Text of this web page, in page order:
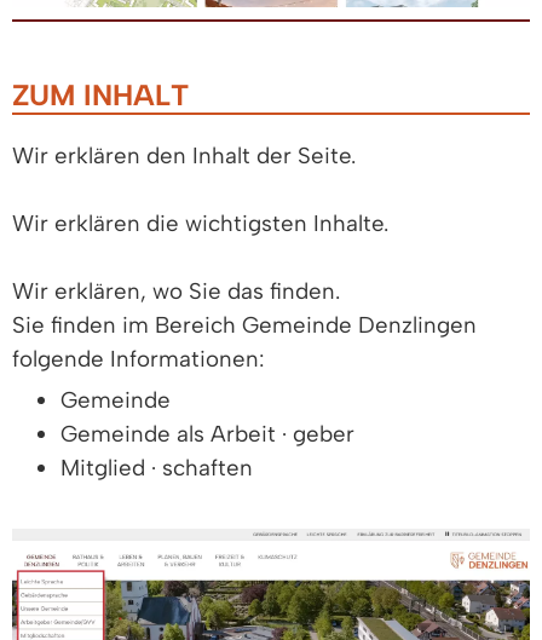
ZUM INHALT
Wir erklären den Inhalt der Seite.
Wir erklären die wichtigsten Inhalte.
Wir erklären, wo Sie das finden.
Sie finden im Bereich Gemeinde Denzlingen
folgende Informationen:
Gemeinde
Gemeinde als Arbeit · geber
Mitglied · schaften